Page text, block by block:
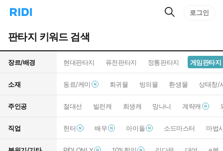
리
으
로
이
동
턴
트
검
색
검
로그인
판타지 키워드 검색
장르/배경 현대판타지 퓨전판타지 정통판타지 게임판타지
소재 동료/케미 회귀물 빙의물 환생물 상태창/
주인공 절대선 빌런캐 희생캐 망나니 계략캐
직업 헌터 배우 아이돌 소드마스터 마법